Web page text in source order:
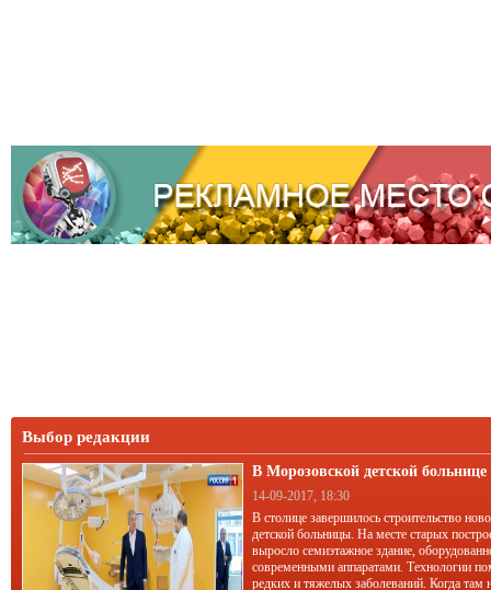
Выбор редакции
В Морозовской детской
корпус
14-09-2017, 18:30
В столице завершилось строительство
детской больницы. На месте старых
выросло семиэтажное здание,
современными аппаратами. Технологии
редких и тяжелых заболеваний. Когда там